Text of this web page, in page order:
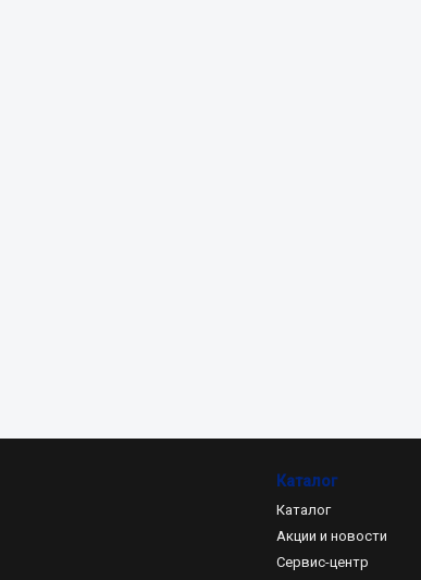
Каталог
Каталог
Акции и новости
Сервис-центр